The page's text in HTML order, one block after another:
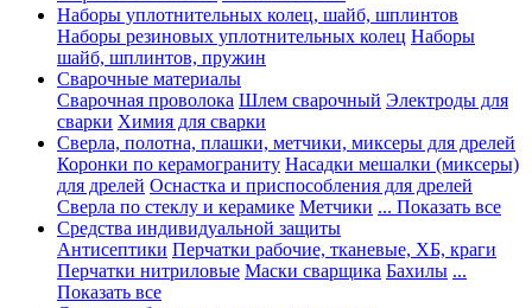
Наборы уплотнительных колец, шайб, шплинтов
Наборы резиновых уплотнительных колец Наборы
шайб, шплинтов, пружин
Сварочные материалы
Сварочная проволока Шлем сварочный Электроды для
сварки Химия для сварки
Сверла, полотна, плашки, метчики, миксеры для дрелей
Коронки по керамограниту Насадки мешалки (миксеры)
для дрелей Оснастка и приспособления для дрелей
Сверла по стеклу и керамике Метчики ... Показать все
Средства индивидуальной защиты
Антисептики Перчатки рабочие, тканевые, ХБ, краги
Перчатки нитриловые Маски сварщика Бахилы ...
Показать все